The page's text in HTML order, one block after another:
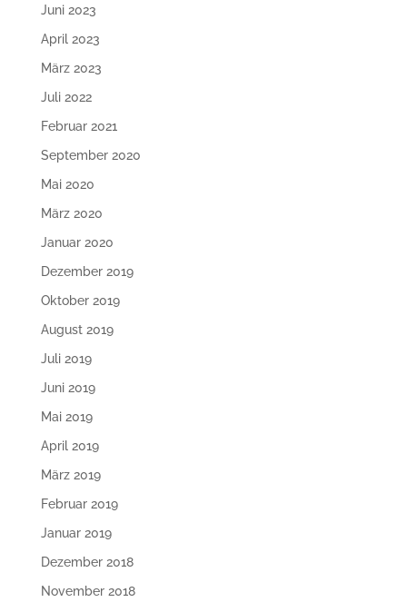
Juni 2023
April 2023
März 2023
Juli 2022
Februar 2021
September 2020
Mai 2020
März 2020
Januar 2020
Dezember 2019
Oktober 2019
August 2019
Juli 2019
Juni 2019
Mai 2019
April 2019
März 2019
Februar 2019
Januar 2019
Dezember 2018
November 2018